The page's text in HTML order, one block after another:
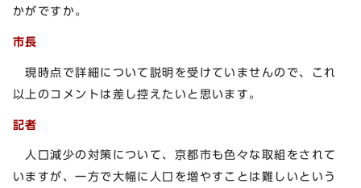
かがですか。
市長
現時点で詳細について説明を受けていませんので、これ
以上のコメントは差し控えたいと思います。
記者
人口減少の対策について、京都市も色々な取組をされて
いますが、一方で大幅に人口を増やすことは難しいという